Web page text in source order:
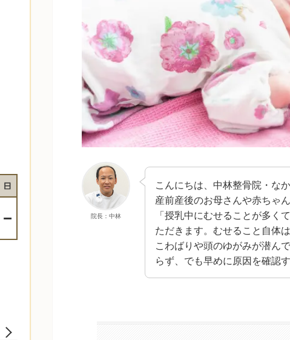
院長：中林
こんにちは、中林整骨院・な
産前産後のお母さんや赤ちゃ
「授乳中にむせることが多
ただきます。むせること自体
こわばりや頭のゆがみが潜ん
らず、でも早めに原因を確認